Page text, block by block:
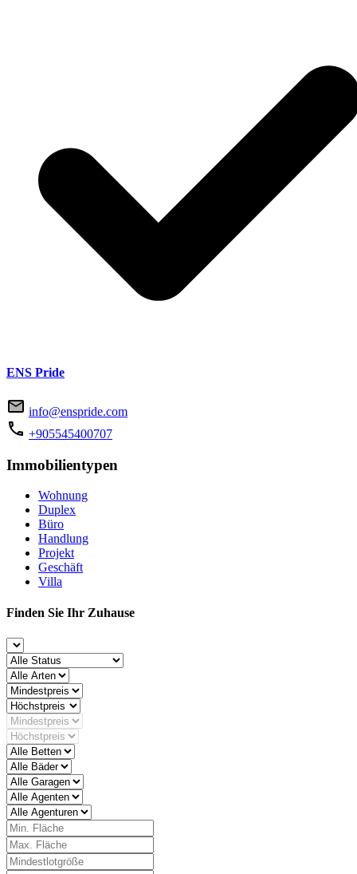
ENS Pride
info@enspride.com
+905545400707
Immobilientypen
Wohnung
Duplex
Büro
Handlung
Projekt
Geschäft
Villa
Finden Sie Ihr Zuhause